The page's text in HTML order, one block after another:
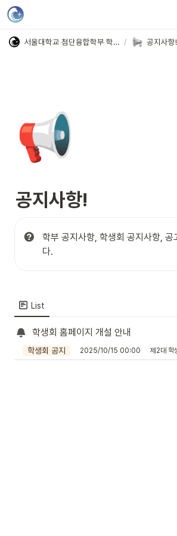
서울대학교 첨단융합학부 학생회 / 공지사항!
📢
공지사항!
학부 공지사항, 학생회 공지사항, 공
다.
List
학생회 홈페이지 개설 안내
학생회 공지 2025/10/15 00:00 제2대 학